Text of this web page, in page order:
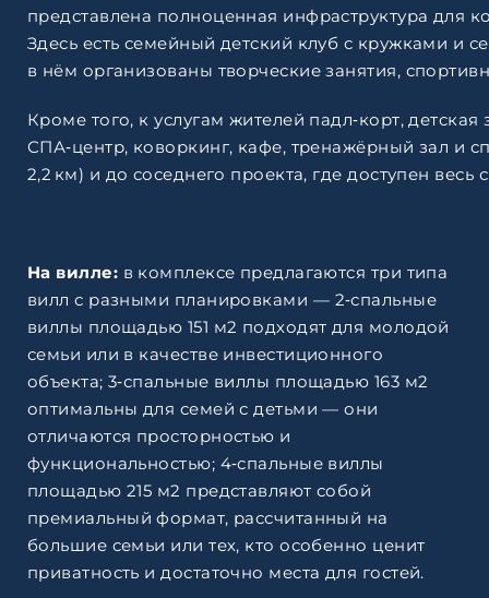
представлена полноценная инфраструктура для
Здесь есть семейный детский клуб с кружками и
в нём организованы творческие занятия,
Кроме того, к услугам жителей падл‑корт, детская
СПА‑центр, коворкинг, кафе, тренажёрный зал и
2,2 км) и до соседнего проекта, где доступен весь
На вилле: в комплексе предлагаются три типа
вилл с разными планировками — 2‑спальные
виллы площадью 151 м2 подходят для молодой
семьи или в качестве инвестиционного
объекта; 3‑спальные виллы площадью 163 м2
оптимальны для семей с детьми — они
отличаются просторностью и
функциональностью; 4‑спальные виллы
площадью 215 м2 представляют собой
премиальный формат, рассчитанный на
большие семьи или тех, кто особенно ценит
приватность и достаточно места для гостей.